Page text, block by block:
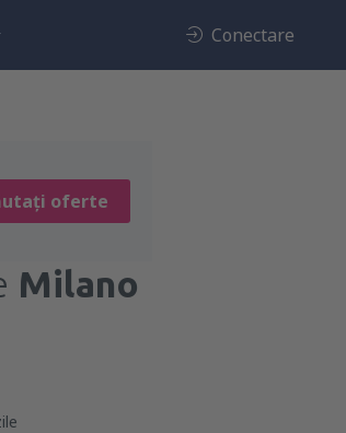
Conectare
oferte
Milano